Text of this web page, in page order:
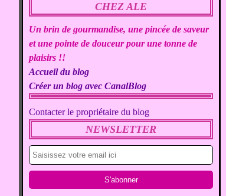
CHEZ ALE
Un brin de gourmandise, une pincée de saveur
et une pointe de douceur pour une tonne de
plaisirs !!
Accueil du blog
Créer un blog avec CanalBlog
Contacter le propriétaire du blog
NEWSLETTER